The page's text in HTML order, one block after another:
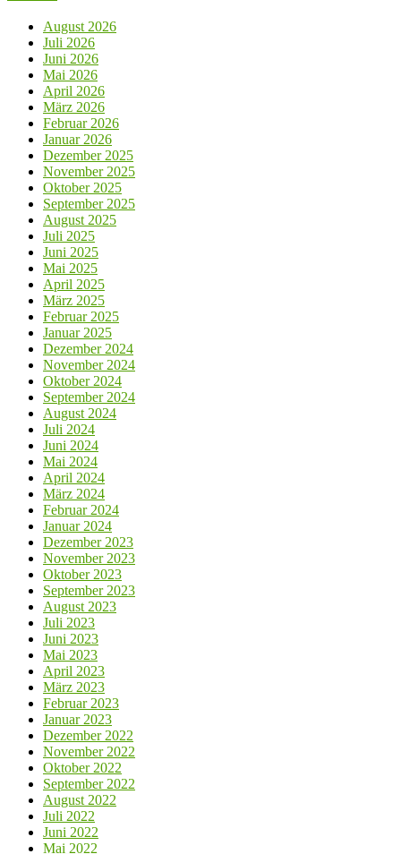
August 2026
Juli 2026
Juni 2026
Mai 2026
April 2026
März 2026
Februar 2026
Januar 2026
Dezember 2025
November 2025
Oktober 2025
September 2025
August 2025
Juli 2025
Juni 2025
Mai 2025
April 2025
März 2025
Februar 2025
Januar 2025
Dezember 2024
November 2024
Oktober 2024
September 2024
August 2024
Juli 2024
Juni 2024
Mai 2024
April 2024
März 2024
Februar 2024
Januar 2024
Dezember 2023
November 2023
Oktober 2023
September 2023
August 2023
Juli 2023
Juni 2023
Mai 2023
April 2023
März 2023
Februar 2023
Januar 2023
Dezember 2022
November 2022
Oktober 2022
September 2022
August 2022
Juli 2022
Juni 2022
Mai 2022